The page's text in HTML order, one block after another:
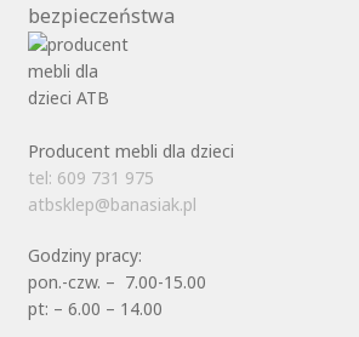
bezpieczeństwa
Producent mebli dla dzieci
tel: 609 731 975
atbsklep@banasiak.pl
Godziny pracy:
pon.-czw. – 7.00-15.00
pt: – 6.00 – 14.00